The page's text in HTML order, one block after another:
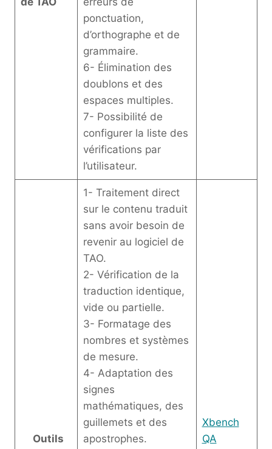
ponctuation,
d’orthographe et de
grammaire.
6- Élimination des
doublons et des
espaces multiples.
7- Possibilité de
configurer la liste des
vérifications par
l’utilisateur.
Outils
1- Traitement direct
sur le contenu traduit
sans avoir besoin de
revenir au logiciel de
TAO.
2- Vérification de la
traduction identique,
vide ou partielle.
3- Formatage des
nombres et systèmes
de mesure.
4- Adaptation des
signes
mathématiques, des
guillemets et des
apostrophes.
Xbench
QA